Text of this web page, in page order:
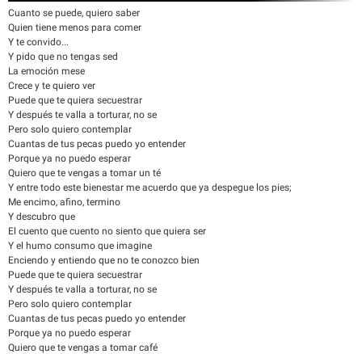
Cuanto se puede, quiero saber
Quien tiene menos para comer
Y te convido...
Y pido que no tengas sed
La emoción mese
Crece y te quiero ver
Puede que te quiera secuestrar
Y después te valla a torturar, no se
Pero solo quiero contemplar
Cuantas de tus pecas puedo yo entender
Porque ya no puedo esperar
Quiero que te vengas a tomar un té
Y entre todo este bienestar me acuerdo que ya despegue los pies;
Me encimo, afino, termino
Y descubro que
El cuento que cuento no siento que quiera ser
Y el humo consumo que imagine
Enciendo y entiendo que no te conozco bien
Puede que te quiera secuestrar
Y después te valla a torturar, no se
Pero solo quiero contemplar
Cuantas de tus pecas puedo yo entender
Porque ya no puedo esperar
Quiero que te vengas a tomar café